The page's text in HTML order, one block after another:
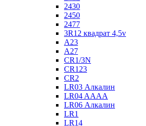
2430
2450
2477
3R12 квадрат 4,5v
A23
A27
CR1/3N
CR123
CR2
LR03 Алкалин
LR04 AAAA
LR06 Алкалин
LR1
LR14